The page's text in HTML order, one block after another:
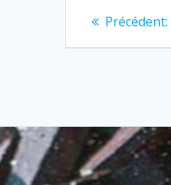
Précédent: